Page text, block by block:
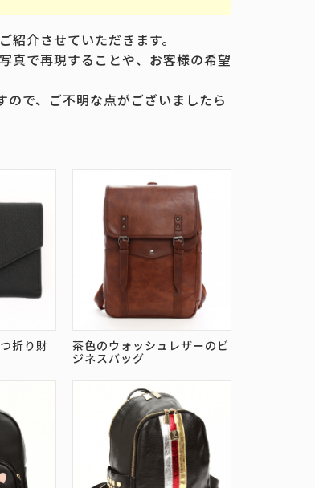
介させていただきます。
真で再現することや、お客様の希望
で、ご不明な点がございましたら
折り財
茶色のウォッシュレザーのビ
ジネスバッグ